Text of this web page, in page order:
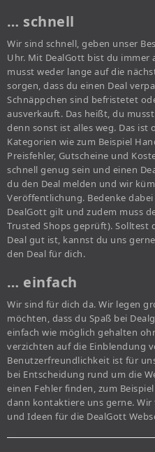
… schnell
Wir sind schnell, geben unser
Uhr. Mit DealGott bist du immer
musst weder lange auf die
sorgen, dass du einen Deal
Schnäppchen sind befristetet
ausverkauft. Das heißt, du
denn sonst ist alles weg. Das ist
Kategorien wie zum Beispiel
Preisfehler, Gutscheine und
schnell genug sein und einen
du den Deal melden und wir
Veröffentlichung. Bedenke
DealGott gilt und zudem muss
Trusted Shops geprüft). Solltest
Deal gut ist, kannst du uns
den Deal für dich.
… einfach
Wir sind für dich da. Wir legen
möchten, dass du Spaß bei
einfach wie möglich gehalten
verzichten auf die Einblendung
Benutzerfreundlichkeit ist für
bei Entscheidung rund um die
einen Fehler finden, zum
dann kontaktiere uns gerne.
und Ideen für die DealGott